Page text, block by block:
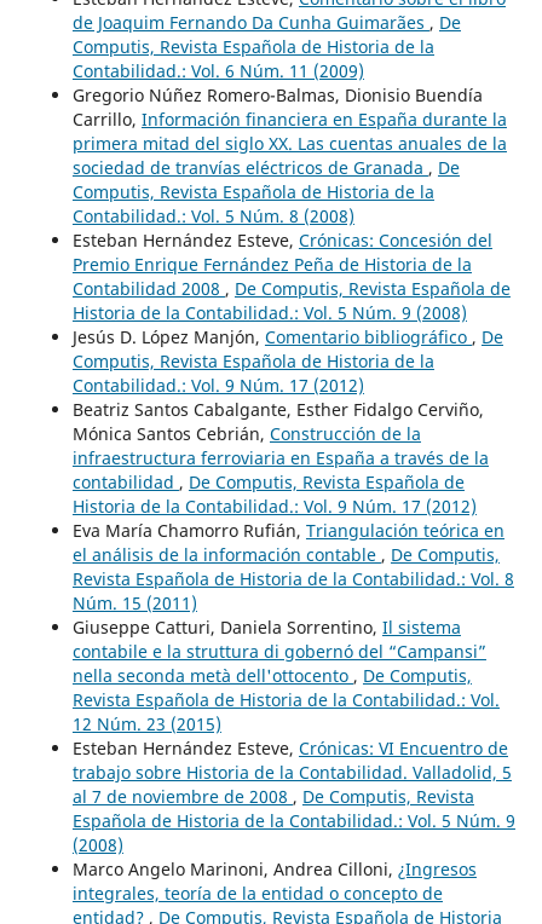
de Joaquim Fernando Da Cunha Guimarães , De
Computis, Revista Española de Historia de la
Contabilidad.: Vol. 6 Núm. 11 (2009)
Gregorio Núñez Romero-Balmas, Dionisio Buendía
Carrillo, Información financiera en España durante la
primera mitad del siglo XX. Las cuentas anuales de la
sociedad de tranvías eléctricos de Granada , De
Computis, Revista Española de Historia de la
Contabilidad.: Vol. 5 Núm. 8 (2008)
Esteban Hernández Esteve, Crónicas: Concesión del
Premio Enrique Fernández Peña de Historia de la
Contabilidad 2008 , De Computis, Revista Española de
Historia de la Contabilidad.: Vol. 5 Núm. 9 (2008)
Jesús D. López Manjón, Comentario bibliográfico , De
Computis, Revista Española de Historia de la
Contabilidad.: Vol. 9 Núm. 17 (2012)
Beatriz Santos Cabalgante, Esther Fidalgo Cerviño,
Mónica Santos Cebrián, Construcción de la
infraestructura ferroviaria en España a través de la
contabilidad , De Computis, Revista Española de
Historia de la Contabilidad.: Vol. 9 Núm. 17 (2012)
Eva María Chamorro Rufián, Triangulación teórica en
el análisis de la información contable , De Computis,
Revista Española de Historia de la Contabilidad.: Vol. 8
Núm. 15 (2011)
Giuseppe Catturi, Daniela Sorrentino, Il sistema
contabile e la struttura di gobernó del “Campansi”
nella seconda metà dell'ottocento , De Computis,
Revista Española de Historia de la Contabilidad.: Vol.
12 Núm. 23 (2015)
Esteban Hernández Esteve, Crónicas: VI Encuentro de
trabajo sobre Historia de la Contabilidad. Valladolid, 5
al 7 de noviembre de 2008 , De Computis, Revista
Española de Historia de la Contabilidad.: Vol. 5 Núm. 9
(2008)
Marco Angelo Marinoni, Andrea Cilloni, ¿Ingresos
integrales, teoría de la entidad o concepto de
entidad? , De Computis, Revista Española de Historia